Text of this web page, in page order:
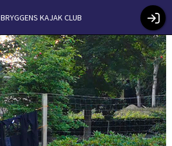
BRYGGENS KAJAK CLUB